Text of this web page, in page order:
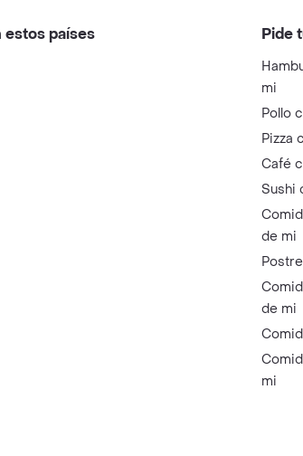
estos países Pide
mi
Pollo
Pizza
Café
Sushi
de mi
de mi
mi